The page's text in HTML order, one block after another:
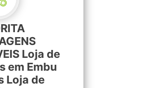
Loja de
em Embu
Loja de